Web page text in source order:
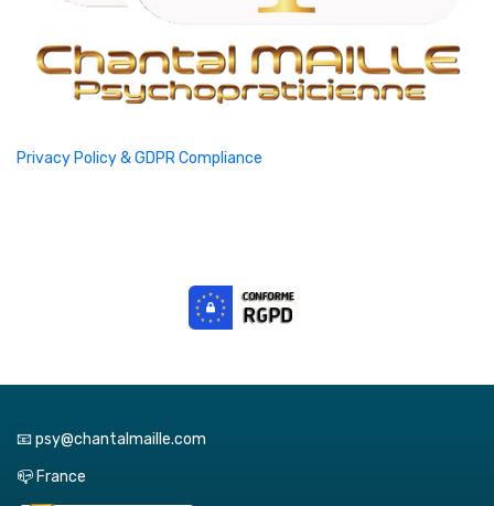
Privacy Policy & GDPR Compliance
📧 psy@chantalmaille.com
📪 France